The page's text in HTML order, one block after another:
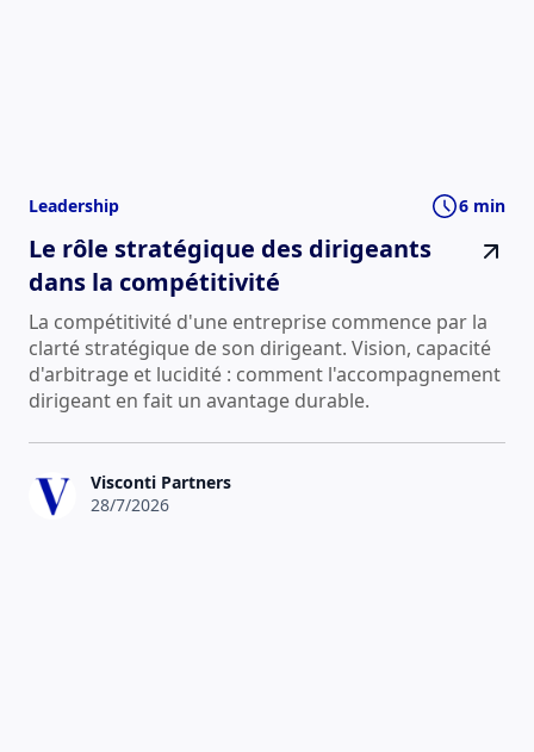
Leadership 6 min
Le rôle stratégique des dirigeants
dans la compétitivité
La compétitivité d'une entreprise commence par la
clarté stratégique de son dirigeant. Vision, capacité
d'arbitrage et lucidité : comment l'accompagnement
dirigeant en fait un avantage durable.
Visconti Partners
28/7/2026